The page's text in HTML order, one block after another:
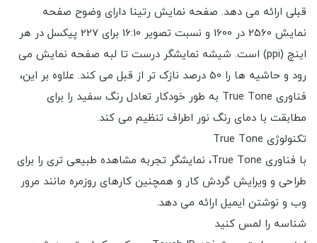
قبلی ارائه می دهد. صفحه نمایش رتینا دارای وضوح صفحه
نمایش 2560 در 1600 و نسبت تصویر 16:10 برای 227 پیکسل در هر
اینچ (ppi) است. شیشه نمایشگر درست تا لبه صفحه نمایش می
رود و حاشیه ها را 50 درصد نازک تر از قبل می کند. علاوه بر این،
فناوری True Tone به طور خودکار تعادل رنگ سفید را برای
مطابقت با دمای رنگ نور اطراف تنظیم می کند.
تکنولوژی True Tone
با فناوری True Tone، نمایشگر تجربه مشاهده طبیعی تری را برای
طراحی و ویرایش گردش کار و همچنین کارهای روزمره مانند مرور
وب و نوشتن ایمیل ارائه می دهد.
شناسه را لمس کنید